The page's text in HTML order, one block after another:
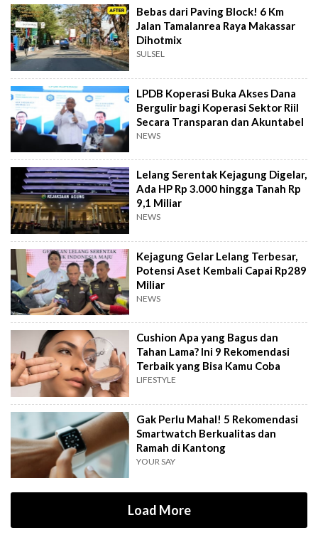
Bebas dari Paving Block! 6 Km
Jalan Tamalanrea Raya Makassar
Dihotmix
SULSEL
LPDB Koperasi Buka Akses Dana
Bergulir bagi Koperasi Sektor Riil
Secara Transparan dan Akuntabel
NEWS
Lelang Serentak Kejagung Digelar,
Ada HP Rp 3.000 hingga Tanah Rp
9,1 Miliar
NEWS
Kejagung Gelar Lelang Terbesar,
Potensi Aset Kembali Capai Rp289
Miliar
NEWS
Cushion Apa yang Bagus dan
Tahan Lama? Ini 9 Rekomendasi
Terbaik yang Bisa Kamu Coba
LIFESTYLE
Gak Perlu Mahal! 5 Rekomendasi
Smartwatch Berkualitas dan
Ramah di Kantong
YOUR SAY
Load More